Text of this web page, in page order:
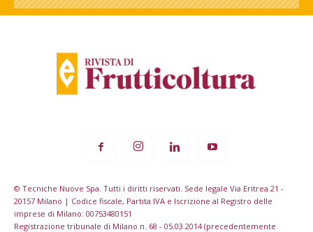
© Tecniche Nuove Spa. Tutti i diritti riservati. Sede legale Via Eritrea 21 -
20157 Milano | Codice fiscale, Partita IVA e Iscrizione al Registro delle
imprese di Milano: 00753480151
Registrazione tribunale di Milano n. 68 - 05.03.2014 (precedentemente